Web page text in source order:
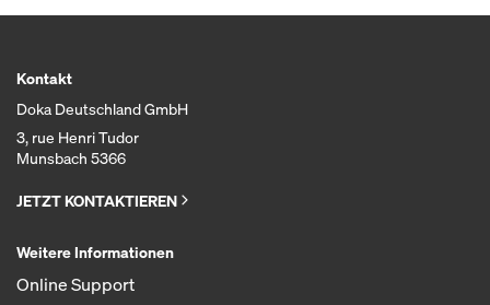
Kontakt
Doka Deutschland GmbH
3, rue Henri Tudor
Munsbach 5366
JETZT KONTAKTIEREN
Weitere Informationen
Online Support